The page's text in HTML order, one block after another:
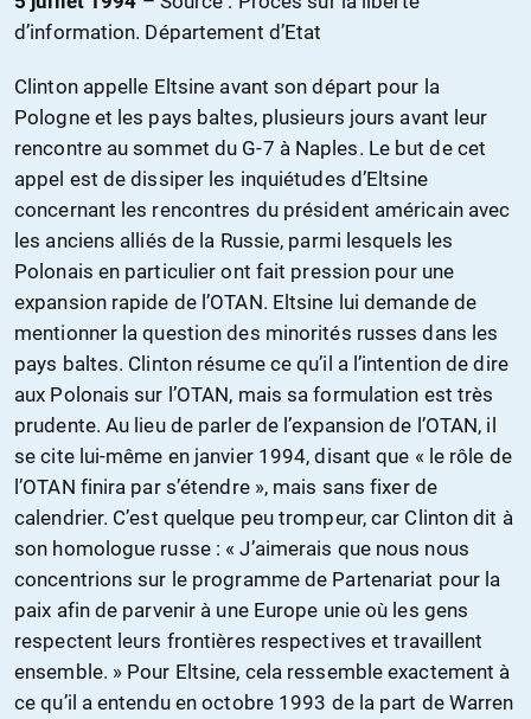
d’information. Département d’Etat
Clinton appelle Eltsine avant son départ pour la
Pologne et les pays baltes, plusieurs jours avant leur
rencontre au sommet du G-7 à Naples. Le but de cet
appel est de dissiper les inquiétudes d’Eltsine
concernant les rencontres du président américain avec
les anciens alliés de la Russie, parmi lesquels les
Polonais en particulier ont fait pression pour une
expansion rapide de l’OTAN. Eltsine lui demande de
mentionner la question des minorités russes dans les
pays baltes. Clinton résume ce qu’il a l’intention de dire
aux Polonais sur l’OTAN, mais sa formulation est très
prudente. Au lieu de parler de l’expansion de l’OTAN, il
se cite lui-même en janvier 1994, disant que « le rôle de
l’OTAN finira par s’étendre », mais sans fixer de
calendrier. C’est quelque peu trompeur, car Clinton dit à
son homologue russe : « J’aimerais que nous nous
concentrions sur le programme de Partenariat pour la
paix afin de parvenir à une Europe unie où les gens
respectent leurs frontières respectives et travaillent
ensemble. » Pour Eltsine, cela ressemble exactement à
ce qu’il a entendu en octobre 1993 de la part de Warren